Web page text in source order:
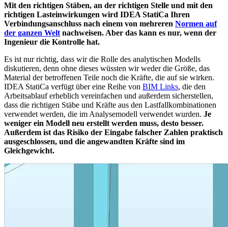
Mit den richtigen Stäben, an der richtigen Stelle und mit den
richtigen Lasteinwirkungen wird IDEA StatiCa Ihren
Verbindungsanschluss nach einem von mehreren Normen auf
der ganzen Welt nachweisen. Aber das kann es nur, wenn der
Ingenieur die Kontrolle hat.
Es ist nur richtig, dass wir die Rolle des analytischen Modells
diskutieren, denn ohne dieses wüssten wir weder die Größe, das
Material der betroffenen Teile noch die Kräfte, die auf sie wirken.
IDEA StatiCa verfügt über eine Reihe von BIM Links, die den
Arbeitsablauf erheblich vereinfachen und außerdem sicherstellen,
dass die richtigen Stäbe und Kräfte aus den Lastfallkombinationen
verwendet werden, die im Analysemodell verwendet wurden. Je
weniger ein Modell neu erstellt werden muss, desto besser.
Außerdem ist das Risiko der Eingabe falscher Zahlen praktisch
ausgeschlossen, und die angewandten Kräfte sind im
Gleichgewicht.